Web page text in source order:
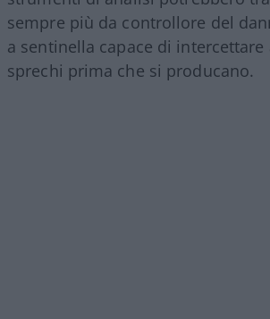
sempre più da controllore del
a sentinella capace di intercettare
sprechi prima che si producano.